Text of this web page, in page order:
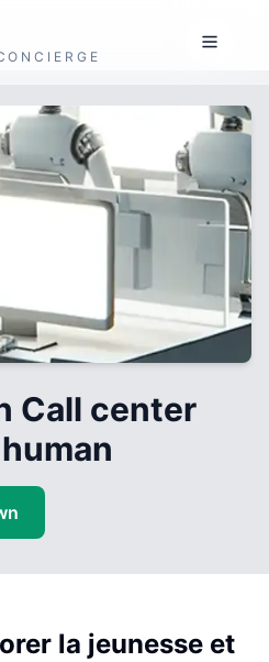
Call center
la jeunesse et